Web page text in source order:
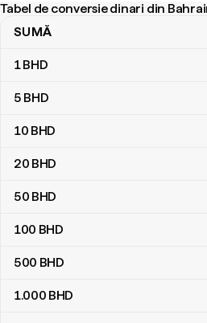
Tabel de conversie dinari din
Tabel de conversie dinari din
SUMĂ
1BHD
5 BHD
10 BHD
20 BHD
50 BHD
100 BHD
500 BHD
1.000 BHD